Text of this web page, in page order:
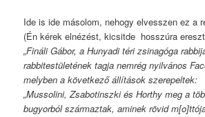
Ide is ide másolom, nehogy elvesszen ez a
(Én kérek elnézést, kicsitde hosszúra
„Fináli Gábor, a Hunyadi téri zsinagóga
rabbitestületének tagja nemrég nyilvános
melyben a következő állítások szerepeltek:
„Mussolini, Zsabotinszki és Horthy meg a
bugyorból származtak, aminek rövid